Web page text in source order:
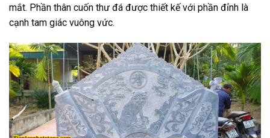
mắt. Phần thân cuốn thư đá được thiết kế với phần đỉnh là
cạnh tam giác vuông vức.